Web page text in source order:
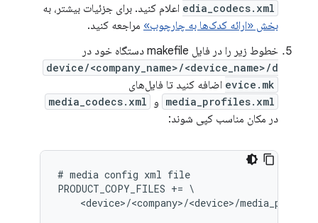
edia_codecs.xml اعلام کنید. برای جزئیات بیشتر، به
بخش «ارائه کدک‌ها به چارچوب» مراجعه کنید.
خطوط زیر را در فایل makefile دستگاه خود در
device/<company_name>/<device_name>/d
evice.mk اضافه کنید تا فایل‌های
media_profiles.xml و media_codecs.xml
در مکان مناسب کپی شوند:
# media config xml file
PRODUCT_COPY_FILES += \
<device>/<company>/<device>/